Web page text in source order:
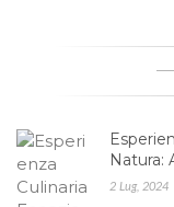
Natura:
2 Lug, 2024